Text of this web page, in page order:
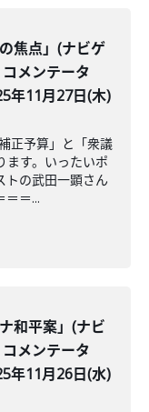
焦点」(ナビゲ
メンテータ
年11月27日(木)
正予算」と「衆議
ます。いったいポ
トの武田一顕さん
＝＝...
和平案」(ナビ
メンテータ
年11月26日(水)